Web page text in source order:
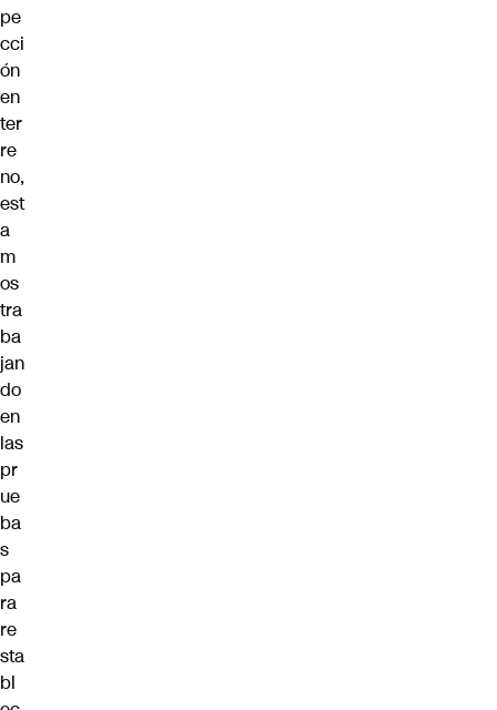
pe
cci
ón
en
ter
re
no,
est
a
m
os
tra
ba
jan
do
en
las
pr
ue
ba
s
pa
ra
re
sta
bl